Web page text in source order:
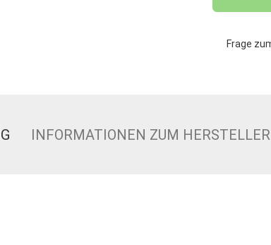
Frage
INFORMATIONEN ZUM HERSTELLER